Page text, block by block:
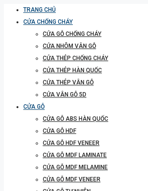
TRANG CHỦ
CỬA CHỐNG CHÁY
CỬA GỖ CHỐNG CHÁY
CỬA NHÔM VÂN GỖ
CỬA THÉP CHỐNG CHÁY
CỬA THÉP HÀN QUỐC
CỬA THÉP VÂN GỖ
CỬA VÂN GỖ 5D
CỬA GỖ
CỬA GỖ ABS HÀN QUỐC
CỬA GỖ HDF
CỬA GỖ HDF VENEER
CỬA GỖ MDF LAMINATE
CỬA GỖ MDF MELAMINE
CỬA GỖ MDF VENEER